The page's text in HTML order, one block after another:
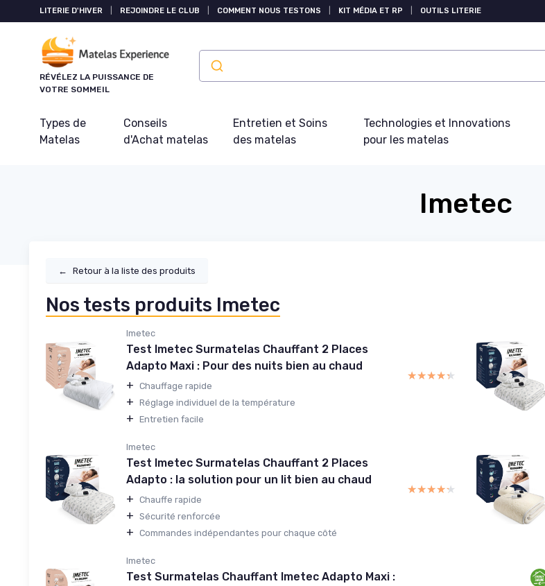
LITERIE D'HIVER REJOINDRE LE CLUB COMMENT NOUS TESTONS KIT MÉDIA ET RP OUTILS LITERIE
RÉVÉLEZ LA PUISSANCE DE
VOTRE SOMMEIL
Types de
Matelas
Conseils
d'Achat matelas
Entretien et Soins
des matelas
Technologies et Innovations
pour les matelas
Imetec
← Retour à la liste des produits
Nos tests produits Imetec
Imetec
Test Imetec Surmatelas Chauffant 2 Places
Adapto Maxi : Pour des nuits bien au chaud
+ Chauffage rapide
+ Réglage individuel de la température
+ Entretien facile
★★★★★
★★★★★
Imetec
Test Imetec Surmatelas Chauffant 2 Places
Adapto : la solution pour un lit bien au chaud
+ Chauffe rapide
+ Sécurité renforcée
+ Commandes indépendantes pour chaque côté
★★★★★
★★★★★
Imetec
Test Surmatelas Chauffant Imetec Adapto Maxi :
Panneau de gestion des cookies